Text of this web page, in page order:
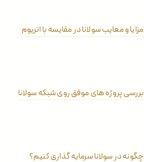
مزایا و معایب سولانا در مقایسه با اتریوم
بررسی پروژه های موفق روی شبکه سولانا
چگونه در سولانا سرمایه گذاری کنیم؟